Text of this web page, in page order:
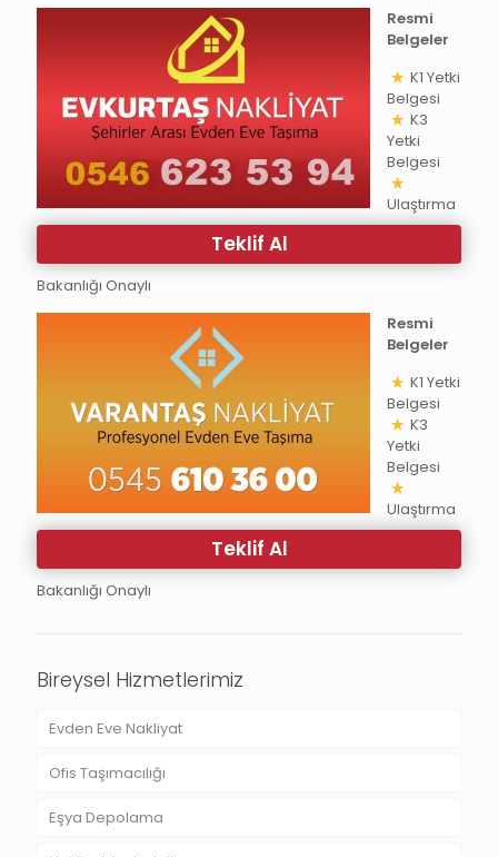
Teklif Al
Resmi
Belgeler
K1 Yetki
Belgesi
K3
Yetki
Belgesi
Ulaştırma
Bakanlığı Onaylı
Teklif Al
Resmi
Belgeler
K1 Yetki
Belgesi
K3
Yetki
Belgesi
Ulaştırma
Bakanlığı Onaylı
Bireysel Hizmetlerimiz
Evden Eve Nakliyat
Ofis Taşımacılığı
Eşya Depolama